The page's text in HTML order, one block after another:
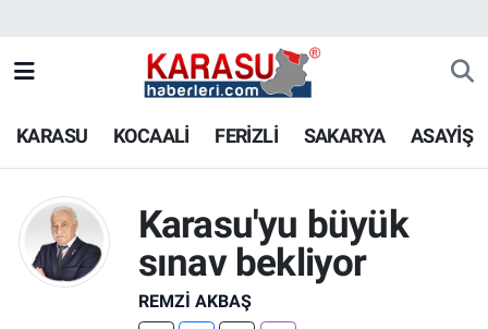
KARASU KOCAALİ FERİZLİ SAKARYA ASAYİŞ
Karasu'yu büyük
sınav bekliyor
REMZI AKBAŞ